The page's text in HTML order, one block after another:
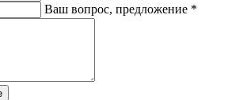
Ваш вопрос, предложение *